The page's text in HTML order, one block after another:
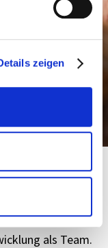
zeigen
einmal im Jahr
für inten­si­ven
als Team.